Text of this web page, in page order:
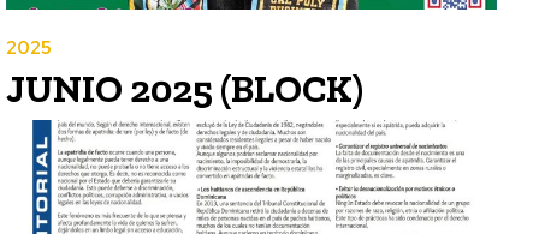
2025
JUNIO 2025 (BLOCK)